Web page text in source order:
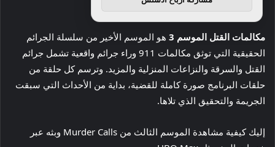
مكالمات القتل الموسم 3
هو الموسم الأخير من سلسلة الجرائم
الحقيقية التي توثق مكالمات 911 وراء جرائم واقعية تشمل جرائم
القتل والسرقة والنزاعات المنزلية والمزيد. وترسم كل حلقة من
حلقات البرنامج صورة كاملة للقضية، بداية من الأحداث التي سبقت
الجريمة والتحقيق الذي تلاها.
إليك كيفية مشاهدة الموسم الثالث من Murder Calls وبثه عبر